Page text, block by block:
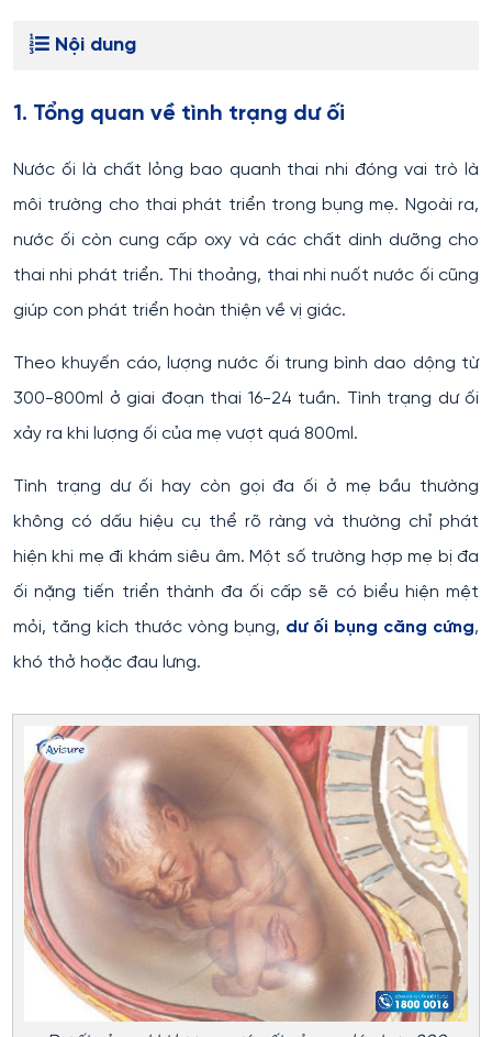
Nội dung
1. Tổng quan về tình trạng dư ối
Nước ối là chất lỏng bao quanh thai nhi đóng vai trò là
môi trường cho thai phát triển trong bụng mẹ. Ngoài ra,
nước ối còn cung cấp oxy và các chất dinh dưỡng cho
thai nhi phát triển. Thi thoảng, thai nhi nuốt nước ối cũng
giúp con phát triển hoàn thiện về vị giác.
Theo khuyến cáo, lượng nước ối trung bình dao dộng từ
300-800ml ở giai đoạn thai 16-24 tuần. Tình trạng dư ối
xảy ra khi lượng ối của mẹ vượt quá 800ml.
Tình trạng dư ối hay còn gọi đa ối ở mẹ bầu thường
không có dấu hiệu cụ thể rõ ràng và thường chỉ phát
hiện khi mẹ đi khám siêu âm. Một số trường hợp mẹ bị đa
ối nặng tiến triển thành đa ối cấp sẽ có biểu hiện mệt
mỏi, tăng kích thước vòng bụng, dư ối bụng căng cứng,
khó thở hoặc đau lưng.